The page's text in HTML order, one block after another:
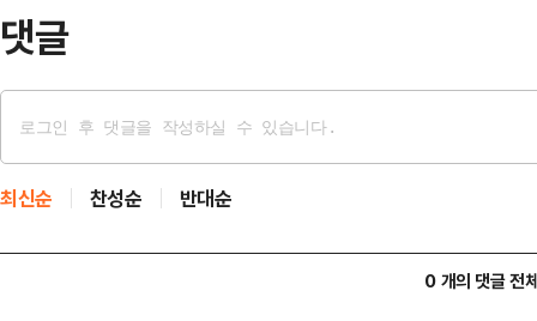
댓글
최신순 찬성순 반대순
0 개의 댓글 전